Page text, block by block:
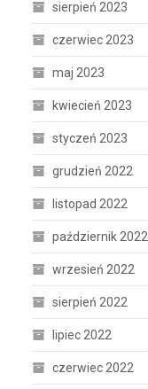
sierpień 2023
czerwiec 2023
maj 2023
kwiecień 2023
styczeń 2023
grudzień 2022
listopad 2022
październik 2022
wrzesień 2022
sierpień 2022
lipiec 2022
czerwiec 2022